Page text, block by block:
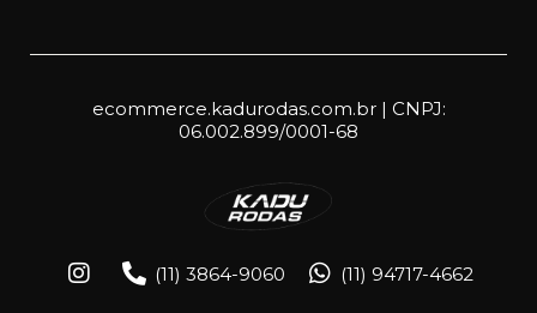
ecommerce.kadurodas.com.br | CNPJ:
06.002.899/0001-68
(11) 3864-9060 (11) 94717-4662